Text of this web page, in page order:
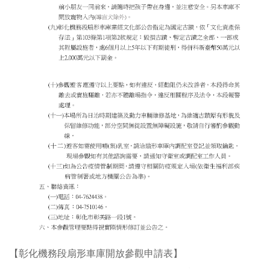
【彰化機務段扇形車庫開放參觀申請表】